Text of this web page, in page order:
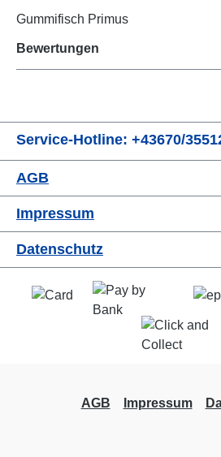
Gummifisch Primus
Bewertungen
Service-Hotline: +43670/
AGB
Impressum
Datenschutz
AGB Impressum